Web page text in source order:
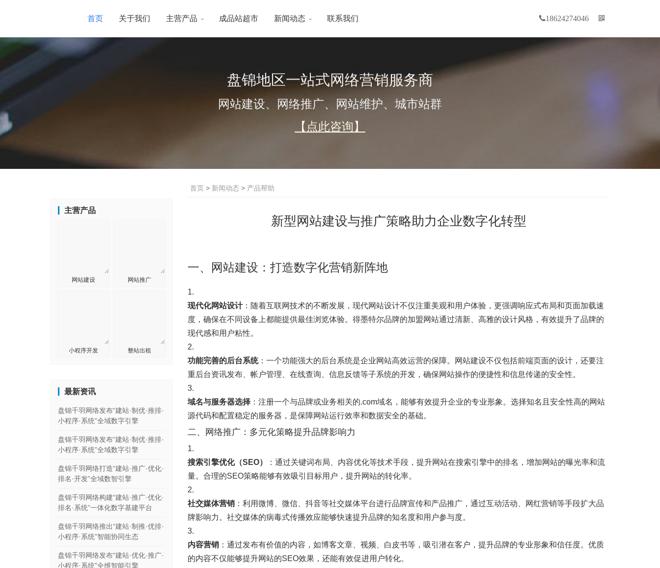
首页 关于我们 主营产品 成品站超市 新闻动态 联系我们 18624274046
盘锦地区一站式网络营销服务商
网站建设、网络推广、网站维护、城市站群
【点此咨询】
首页 > 新闻动态 > 产品帮助
新型网站建设与推广策略助力企业数字化转型
一、网站建设：打造数字化营销新阵地
1.
现代化网站设计：随着互联网技术的不断发展，现代网站设计不仅注重美观和用户体验，更强调响应式布局和页面加载速
度，确保在不同设备上都能提供最佳浏览体验。得墨特尔品牌的加盟网站通过清新、高雅的设计风格，有效提升了品牌的
现代感和用户粘性。
2.
功能完善的后台系统：一个功能强大的后台系统是企业网站高效运营的保障。网站建设不仅包括前端页面的设计，还要注
重后台资讯发布、帐户管理、在线查询、信息反馈等子系统的开发，确保网站操作的便捷性和信息传递的安全性。
3.
域名与服务器选择 ：注册一个与品牌或业务相关的.com域名，能够有效提升企业的专业形象。选择知名且安全性高的网站
源代码和配置稳定的服务器，是保障网站运行效率和数据安全的基础。
二、网络推广：多元化策略提升品牌影响力
1.
搜索引擎优化（SEO）
：通过关键词布局、内容优化等技术手段，提升网站在搜索引擎中的排名，增加网站的曝光率和流
量。合理的SEO策略能够有效吸引目标用户，提升网站的转化率。
2.
社交媒体营销 ：利用微博、微信、抖音等社交媒体平台进行品牌宣传和产品推广，通过互动活动、网红营销等手段扩大品
牌影响力。社交媒体的病毒式传播效应能够快速提升品牌的知名度和用户参与度。
3.
内容营销 ：通过发布有价值的内容，如博客文章、视频、白皮书等，吸引潜在客户，提升品牌的专业形象和信任度。优质
的内容不仅能够提升网站的SEO效果，还能有效促进用户转化。
主营产品
网站建设 网站推广
小程序开发 整站出租
最新资讯
盘锦千羽网络发布“建站·制优·推排·
小程序·系统”全域数字引擎
盘锦千羽网络发布“建站·制优·推排·
小程序·系统”全域数字引擎
盘锦千羽网络打造“建站·推广·优化·
排名·开发”全域数智引擎
盘锦千羽网络构建“建站·推广·优化·
排名·系统”一体化数字基建平台
盘锦千羽网络推出“建站·制推·优排·
小程序·系统”智能协同生态
盘锦千羽网络发布“建站·优化·推广·
小程序·系统”全维智能引擎